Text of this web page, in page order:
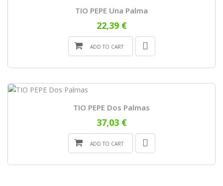
TIO PEPE Una Palma
22,39 €
ADD TO CART
TIO PEPE Dos Palmas
37,03 €
ADD TO CART